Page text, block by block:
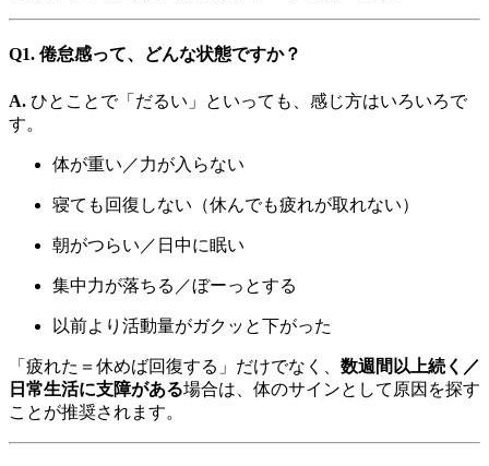
Q1. 倦怠感って、どんな状態ですか？
A. ひとことで「だるい」といっても、感じ方はいろいろで
す。
体が重い／力が入らない
寝ても回復しない（休んでも疲れが取れない）
朝がつらい／日中に眠い
集中力が落ちる／ぼーっとする
以前より活動量がガクッと下がった
「疲れた＝休めば回復する」だけでなく、 数週間以上続く／
日常生活に支障がある場合は、体のサインとして原因を探す
ことが推奨されます。